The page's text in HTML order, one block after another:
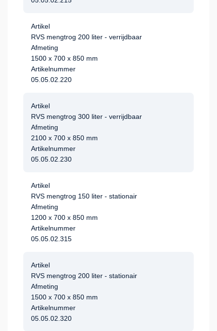
Artikel
RVS mengtrog 200 liter - verrijdbaar
Afmeting
1500 x 700 x 850 mm
Artikelnummer
05.05.02.220
Artikel
RVS mengtrog 300 liter - verrijdbaar
Afmeting
2100 x 700 x 850 mm
Artikelnummer
05.05.02.230
Artikel
RVS mengtrog 150 liter - stationair
Afmeting
1200 x 700 x 850 mm
Artikelnummer
05.05.02.315
Artikel
RVS mengtrog 200 liter - stationair
Afmeting
1500 x 700 x 850 mm
Artikelnummer
05.05.02.320